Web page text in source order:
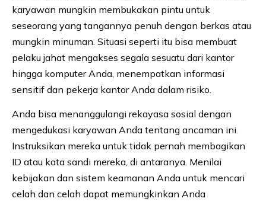
karyawan mungkin membukakan pintu untuk
seseorang yang tangannya penuh dengan berkas atau
mungkin minuman. Situasi seperti itu bisa membuat
pelaku jahat mengakses segala sesuatu dari kantor
hingga komputer Anda, menempatkan informasi
sensitif dan pekerja kantor Anda dalam risiko.
Anda bisa menanggulangi rekayasa sosial dengan
mengedukasi karyawan Anda tentang ancaman ini.
Instruksikan mereka untuk tidak pernah membagikan
ID atau kata sandi mereka, di antaranya. Menilai
kebijakan dan sistem keamanan Anda untuk mencari
celah dan celah dapat memungkinkan Anda